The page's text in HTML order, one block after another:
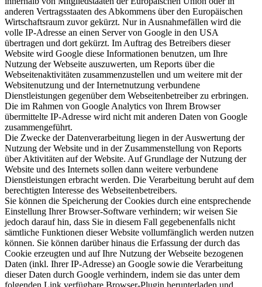
anderen Vertragsstaaten des Abkommens über den Europäischen
Wirtschaftsraum zuvor gekürzt. Nur in Ausnahmefällen wird die
volle IP-Adresse an einen Server von Google in den USA
übertragen und dort gekürzt. Im Auftrag des Betreibers dieser
Website wird Google diese Informationen benutzen, um Ihre
Nutzung der Webseite auszuwerten, um Reports über die
Webseitenaktivitäten zusammenzustellen und um weitere mit der
Websitenutzung und der Internetnutzung verbundene
Dienstleistungen gegenüber dem Webseitenbetreiber zu erbringen.
Die im Rahmen von Google Analytics von Ihrem Browser
übermittelte IP-Adresse wird nicht mit anderen Daten von Google
zusammengeführt.
Die Zwecke der Datenverarbeitung liegen in der Auswertung der
Nutzung der Website und in der Zusammenstellung von Reports
über Aktivitäten auf der Website. Auf Grundlage der Nutzung der
Website und des Internets sollen dann weitere verbundene
Dienstleistungen erbracht werden. Die Verarbeitung beruht auf dem
berechtigten Interesse des Webseitenbetreibers.
Sie können die Speicherung der Cookies durch eine entsprechende
Einstellung Ihrer Browser-Software verhindern; wir weisen Sie
jedoch darauf hin, dass Sie in diesem Fall gegebenenfalls nicht
sämtliche Funktionen dieser Website vollumfänglich werden nutzen
können. Sie können darüber hinaus die Erfassung der durch das
Cookie erzeugten und auf Ihre Nutzung der Webseite bezogenen
Daten (inkl. Ihrer IP-Adresse) an Google sowie die Verarbeitung
dieser Daten durch Google verhindern, indem sie das unter dem